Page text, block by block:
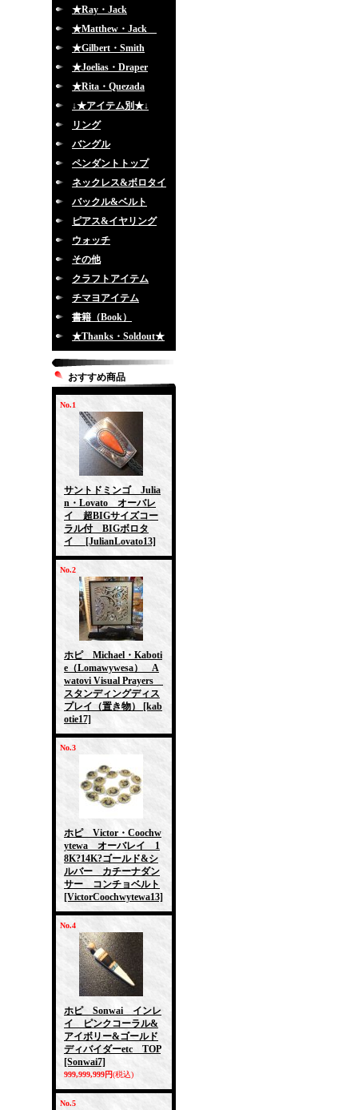
★Ray・Jack
★Matthew・Jack
★Gilbert・Smith
★Joelias・Draper
★Rita・Quezada
↓★アイテム別★↓
リング
バングル
ペンダントトップ
ネックレス&ボロタイ
バックル&ベルト
ピアス&イヤリング
ウォッチ
その他
クラフトアイテム
チマヨアイテム
書籍（Book）
★Thanks・Soldout★
おすすめ商品
No.1
サントドミンゴ Julia
n・Lovato オーバレ
イ 超BIGサイズコー
ラル付 BIGボロタ
イ
[JulianLovato13]
No.2
ホピ Michael・Kaboti
e（Lomawywesa） A
watovi Visual Prayers
スタンディングディス
プレイ（置き物）
[kab
otie17]
No.3
ホピ Victor・Coochw
ytewa オーバレイ 1
8K?14K?ゴールド&シ
ルバー カチーナダン
サー コンチョベルト
[VictorCoochwytewa13]
No.4
ホピ Sonwai インレ
イ ピンクコーラル&
アイボリー&ゴールド
ディバイダーetc TOP
[Sonwai7]
999,999,999円(税込)
No.5